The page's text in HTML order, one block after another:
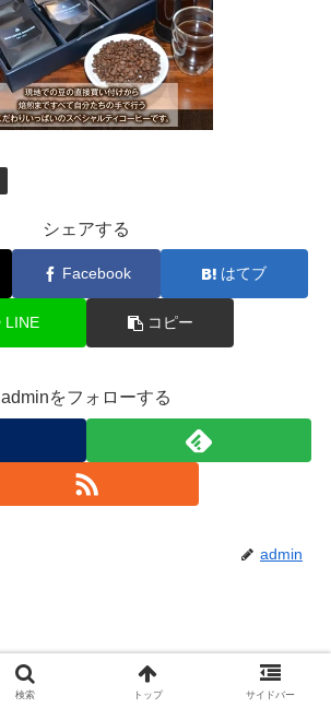
シェアする
Facebook はてブ
LINE コピー
adminをフォローする
admin
クロロゲン酸含有量が豊富なおす
検索 トップ サイドバー